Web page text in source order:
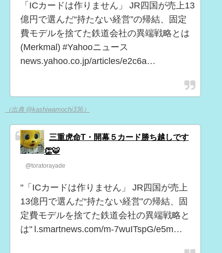
「ICカードは作りません」 JR四国が売上13
億円で選んだ“持たない経営”の帰結、固定
費モデルを捨てた鉄道会社の異端戦略とは
(Merkmal) #Yahooニュース
news.yahoo.co.jp/articles/e2c6a…
（出典 @kashiwamochi336）
三重虎命T・開幕５カード勝ち越しです
👏🐯
@toratorayade
"「ICカードは作りません」 JR四国が売上
13億円で選んだ“持たない経営”の帰結、固
定費モデルを捨てた鉄道会社の異端戦略と
は" l.smartnews.com/m-7wuITspG/e5m…